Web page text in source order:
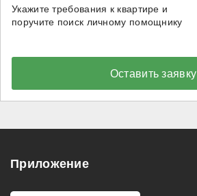
Укажите требования к квартире и
поручите поиск личному помощнику
Оставить заявку
Приложение